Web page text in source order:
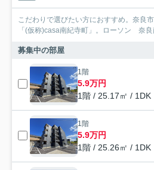
こだわりで選びたい方におすすめ。奈良
「(仮称)casa南紀寺町」。ローソン 奈
募集中の部屋
1階
5.9万円
1階 / 25.17㎡ / 1DK
1階
5.9万円
1階 / 25.26㎡ / 1DK